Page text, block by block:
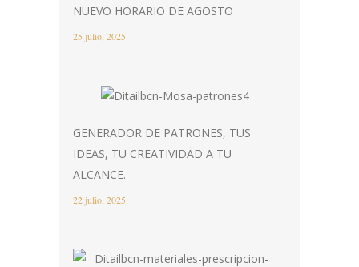
NUEVO HORARIO DE AGOSTO
25 julio, 2025
GENERADOR DE PATRONES, TUS
IDEAS, TU CREATIVIDAD A TU
ALCANCE.
22 julio, 2025